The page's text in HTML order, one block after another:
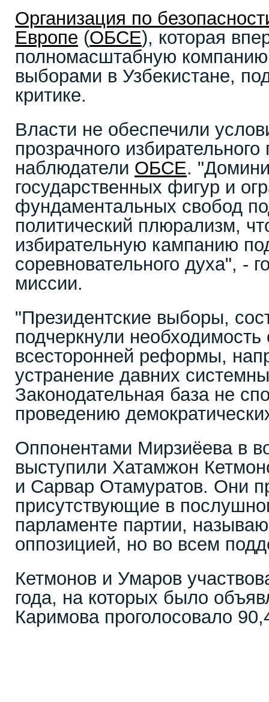
Организация по
Европе (ОБСЕ), которая
полномасштабную
выборами в Узбекистане,
критике.
Власти не обеспечили
прозрачного
наблюдатели ОБСЕ.
государственных фигур и
фундаментальных свобод
политический плюрализм,
избирательную кампанию
соревновательного духа", -
миссии.
"Президентские выборы,
подчеркнули
всесторонней реформы,
устранение давних
Законодательная база не
проведению
Оппонентами Мирзиёева в
выступили Хатамжон
и Сарвар Отамуратов. Они
присутствующие в
парламенте партии,
оппозицией, но во всем
Кетмонов и Умаров
года, на которых было
Каримова проголосовало